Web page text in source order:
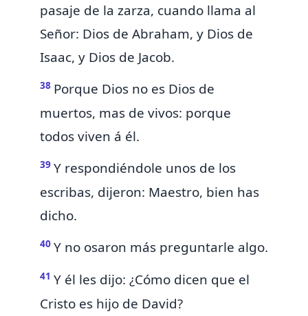
pasaje de la zarza, cuando llama al
Señor: Dios de Abraham, y Dios de
Isaac, y Dios de Jacob.
38 Porque Dios no es Dios de
muertos, mas de vivos: porque
todos viven á él.
39 Y respondiéndole unos de los
escribas, dijeron: Maestro, bien has
dicho.
40 Y no osaron más preguntarle algo.
41 Y él les dijo: ¿Cómo dicen que el
Cristo es hijo de David?